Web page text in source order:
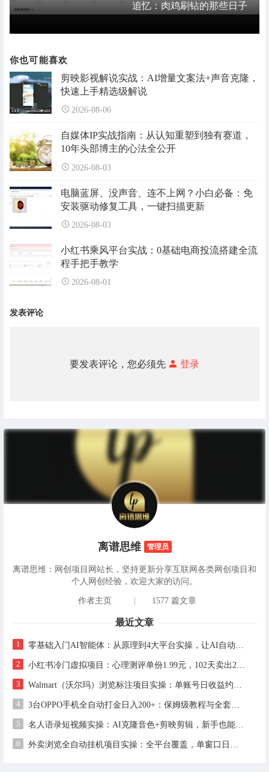
追忆：肉鸡刷钻的那些日子
你也可能喜欢
剪映影视解说实战：AI增量文案法+声音克隆，
快速上手精选级解说
2026-08-06
自媒体IP实战指南：从认知重塑到独有赛道，
10年头部博主的心法全公开
2026-08-03
电脑蓝屏、没声音、连不上网？小白必备：免
安装驱动修复工具，一键扫描更新
2026-08-03
小红书乘风平台实战：0基础电商投流搭建全流
程手把手教学
2026-08-01
发表评论
要发表评论，您必须先 登录
离谱思维 管理员
离谱思维：网创项目网站长，坚持更新分享互联网各类网创项目和
个人网创经验，欢迎大家的访问。
作者主页 1577 篇文章
最近文章
1 零基础入门AI智能体：从原理到4大平台实操，让AI自动干活
2 小红书冷门虚拟项目：心理测评单份1.99元，102天卖出2.4万份，月入1万+
3 Walmart（沃尔玛）浏览标注项目实操：单账号日收益约3美金，电脑可多开
4 3台OPPO手机全自动打金日入200+：保姆级教程与全套工具详解
5 名人语录短视频实操：AI克隆音色+剪映剪辑，新手也能快速起号
6 外卖浏览全自动挂机项目实操：全平台覆盖，单窗口日收益30+，支持批量矩阵多开